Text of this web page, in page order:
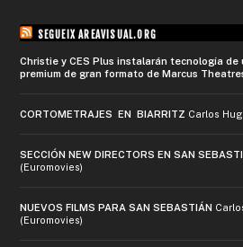
SEGUEIX AREAVISUAL.ORG
Christie y CES Plus instalarán tecnología de
premium de gran formato de Marcus
CORTOMETRAJES EN BIARRITZ Carlos
SECCIÓN NEW DIRECTORS EN SAN
(Euromovies)
NUEVOS FILMS PARA SAN SEBASTIÁN
(Euromovies)